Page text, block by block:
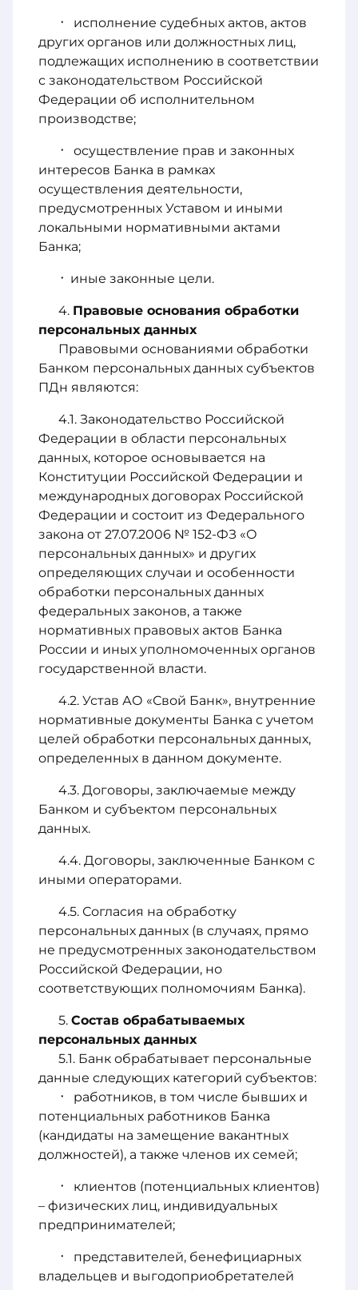
исполнение судебных актов, актов
других органов или должностных лиц,
подлежащих исполнению в соответствии
с законодательством Российской
Федерации об исполнительном
производстве;
осуществление прав и законных
интересов Банка в рамках
осуществления деятельности,
предусмотренных Уставом и иными
локальными нормативными актами
Банка;
иные законные цели.
Правовые основания обработки
персональных данных
Правовыми основаниями обработки
Банком персональных данных субъектов
ПДн являются:
Законодательство Российской
Федерации в области персональных
данных, которое основывается на
Конституции Российской Федерации и
международных договорах Российской
Федерации и состоит из Федерального
закона от 27.07.2006 № 152-ФЗ «О
персональных данных» и других
определяющих случаи и особенности
обработки персональных данных
федеральных законов, а также
нормативных правовых актов Банка
России и иных уполномоченных органов
государственной власти.
Устав АО «Свой Банк», внутренние
нормативные документы Банка с учетом
целей обработки персональных данных,
определенных в данном документе.
Договоры, заключаемые между
Банком и субъектом персональных
данных.
Договоры, заключенные Банком с
иными операторами.
Согласия на обработку
персональных данных (в случаях, прямо
не предусмотренных законодательством
Российской Федерации, но
соответствующих полномочиям Банка).
Состав обрабатываемых
персональных данных
Банк обрабатывает персональные
данные следующих категорий субъектов:
работников, в том числе бывших и
потенциальных работников Банка
(кандидаты на замещение вакантных
должностей), а также членов их семей;
клиентов (потенциальных клиентов)
– физических лиц, индивидуальных
предпринимателей;
представителей, бенефициарных
владельцев и выгодоприобретателей